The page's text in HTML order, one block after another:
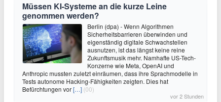
Müssen KI-Systeme an die kurze Leine
genommen werden?
Berlin (dpa) - Wenn Algorithmen
Sicherheitsbarrieren überwinden und
eigenständig digitale Schwachstellen
ausnutzen, ist das längst keine reine
Zukunftsmusik mehr. Namhafte US-Tech-
Konzerne wie Meta, OpenAI und
Anthropic mussten zuletzt einräumen, dass ihre Sprachmodelle in
Tests autonome Hacking-Fähigkeiten zeigten. Dies hat
Befürchtungen vor[…] (00)
vor 2 Stunden